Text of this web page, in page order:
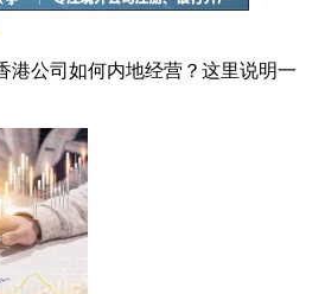
港公司如何内地经营？这里说明一